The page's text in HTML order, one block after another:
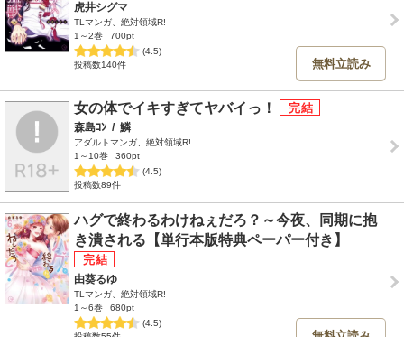
虎井シグマ
TLマンガ、絶対領域R!
1～2巻
700pt
(4.5)
投稿数140件
無料立読み
女の体でイキすぎてヤバイっ！
森島ｺﾝ / 鱗
アダルトマンガ、絶対領域R!
1～10巻
360pt
(4.5)
投稿数89件
ハグで終わるわけねぇだろ？～今夜、同期に抱
き潰される【単行本版特典ペーパー付き】
由葵るゆ
TLマンガ、絶対領域R!
1～6巻
680pt
(4.5)